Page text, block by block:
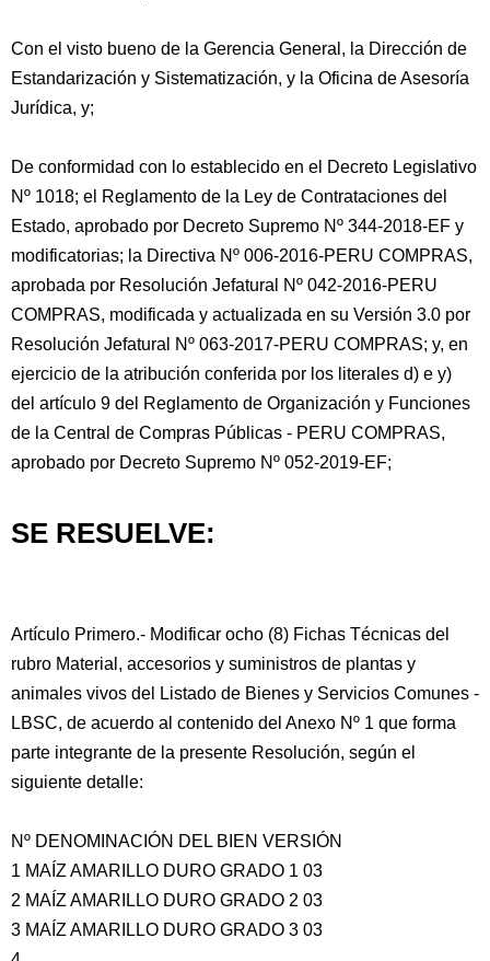
Con el visto bueno de la Gerencia General, la Dirección de
Estandarización y Sistematización, y la Oficina de Asesoría
Jurídica, y;
De conformidad con lo establecido en el Decreto Legislativo
Nº 1018; el Reglamento de la Ley de Contrataciones del
Estado, aprobado por Decreto Supremo Nº 344-2018-EF y
modificatorias; la Directiva Nº 006-2016-PERU COMPRAS,
aprobada por Resolución Jefatural Nº 042-2016-PERU
COMPRAS, modificada y actualizada en su Versión 3.0 por
Resolución Jefatural Nº 063-2017-PERU COMPRAS; y, en
ejercicio de la atribución conferida por los literales d) e y)
del artículo 9 del Reglamento de Organización y Funciones
de la Central de Compras Públicas - PERU COMPRAS,
aprobado por Decreto Supremo Nº 052-2019-EF;
SE RESUELVE:
Artículo Primero.- Modificar ocho (8) Fichas Técnicas del
rubro Material, accesorios y suministros de plantas y
animales vivos del Listado de Bienes y Servicios Comunes -
LBSC, de acuerdo al contenido del Anexo Nº 1 que forma
parte integrante de la presente Resolución, según el
siguiente detalle:
Nº DENOMINACIÓN DEL BIEN VERSIÓN
1 MAÍZ AMARILLO DURO GRADO 1 03
2 MAÍZ AMARILLO DURO GRADO 2 03
3 MAÍZ AMARILLO DURO GRADO 3 03